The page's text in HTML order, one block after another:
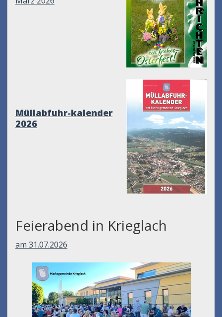
Müllabfuhr-kalender
2026
Feierabend in Krieglach
am 31.07.2026